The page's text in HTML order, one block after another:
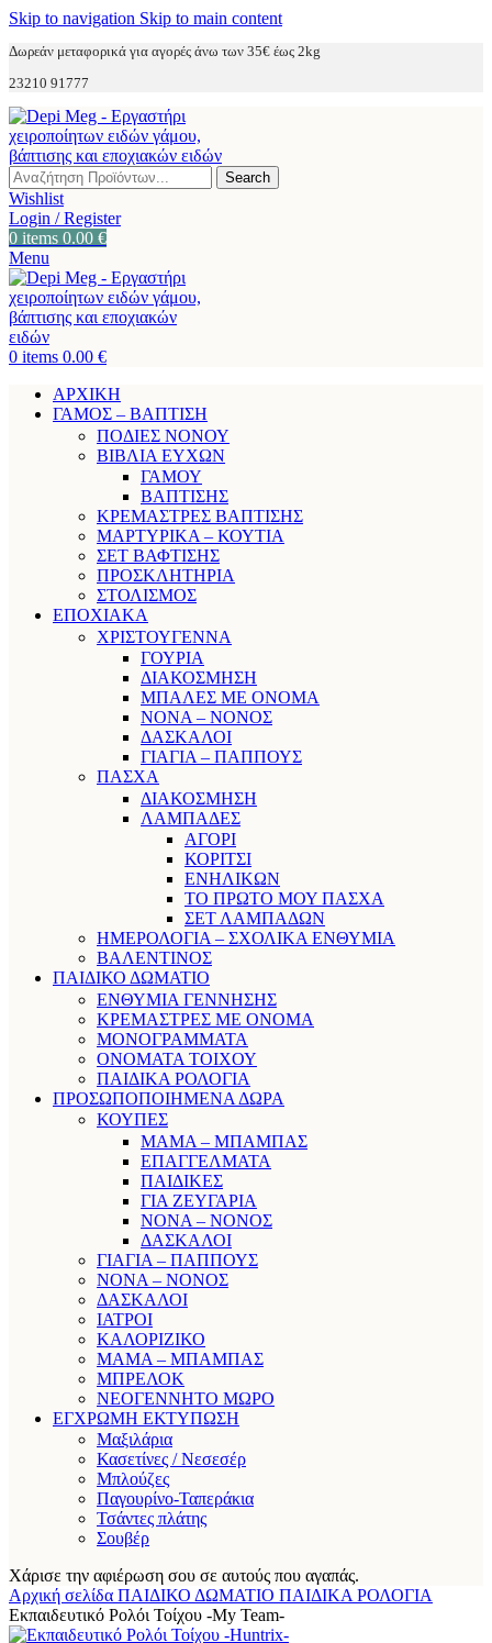
Skip to navigation Skip to main content
Δωρεάν μεταφορικά για αγορές άνω των 35€ έως 2kg
23210 91777
Search
Wishlist
Login / Register
0 items 0.00 €
Menu
0 items 0.00 €
ΑΡΧΙΚΗ
ΓΑΜΟΣ – ΒΑΠΤΙΣΗ
ΠΟΔΙΕΣ ΝΟΝΟΥ
ΒΙΒΛΙΑ ΕΥΧΩΝ
ΓΑΜΟΥ
ΒΑΠΤΙΣΗΣ
ΚΡΕΜΑΣΤΡΕΣ ΒΑΠΤΙΣΗΣ
ΜΑΡΤΥΡΙΚΑ – ΚΟΥΤΙΑ
ΣΕΤ ΒΑΦΤΙΣΗΣ
ΠΡΟΣΚΛΗΤΗΡΙΑ
ΣΤΟΛΙΣΜΟΣ
ΕΠΟΧΙΑΚΑ
ΧΡΙΣΤΟΥΓΕΝΝΑ
ΓΟΥΡΙΑ
ΔΙΑΚΟΣΜΗΣΗ
ΜΠΑΛΕΣ ΜΕ ΟΝΟΜΑ
ΝΟΝΑ – ΝΟΝΟΣ
ΔΑΣΚΑΛΟΙ
ΓΙΑΓΙΑ – ΠΑΠΠΟΥΣ
ΠΑΣΧΑ
ΔΙΑΚΟΣΜΗΣΗ
ΛΑΜΠΑΔΕΣ
ΑΓΟΡΙ
ΚΟΡΙΤΣΙ
ΕΝΗΛΙΚΩΝ
ΤΟ ΠΡΩΤΟ ΜΟΥ ΠΑΣΧΑ
ΣΕΤ ΛΑΜΠΑΔΩΝ
ΗΜΕΡΟΛΟΓΙΑ – ΣΧΟΛΙΚΑ ΕΝΘΥΜΙΑ
ΒΑΛΕΝΤΙΝΟΣ
ΠΑΙΔΙΚΟ ΔΩΜΑΤΙΟ
ΕΝΘΥΜΙΑ ΓΕΝΝΗΣΗΣ
ΚΡΕΜΑΣΤΡΕΣ ΜΕ ΟΝΟΜΑ
ΜΟΝΟΓΡΑΜΜΑΤΑ
ΟΝΟΜΑΤΑ ΤΟΙΧΟΥ
ΠΑΙΔΙΚΑ ΡΟΛΟΓΙΑ
ΠΡΟΣΩΠΟΠΟΙΗΜΕΝΑ ΔΩΡΑ
ΚΟΥΠΕΣ
ΜΑΜΑ – ΜΠΑΜΠΑΣ
ΕΠΑΓΓΕΛΜΑΤΑ
ΠΑΙΔΙΚΕΣ
ΓΙΑ ΖΕΥΓΑΡΙΑ
ΝΟΝΑ – ΝΟΝΟΣ
ΔΑΣΚΑΛΟΙ
ΓΙΑΓΙΑ – ΠΑΠΠΟΥΣ
ΝΟΝΑ – ΝΟΝΟΣ
ΔΑΣΚΑΛΟΙ
ΙΑΤΡΟΙ
ΚΑΛΟΡΙΖΙΚΟ
ΜΑΜΑ – ΜΠΑΜΠΑΣ
ΜΠΡΕΛΟΚ
ΝΕΟΓΕΝΝΗΤΟ ΜΩΡΟ
ΕΓΧΡΩΜΗ ΕΚΤΥΠΩΣΗ
Μαξιλάρια
Κασετίνες / Νεσεσέρ
Μπλούζες
Παγουρίνο-Ταπεράκια
Τσάντες πλάτης
Σουβέρ
Χάρισε την αφιέρωση σου σε αυτούς που αγαπάς.
Αρχική σελίδα ΠΑΙΔΙΚΟ ΔΩΜΑΤΙΟ ΠΑΙΔΙΚΑ ΡΟΛΟΓΙΑ
Εκπαιδευτικό Ρολόι Τοίχου -My Team-